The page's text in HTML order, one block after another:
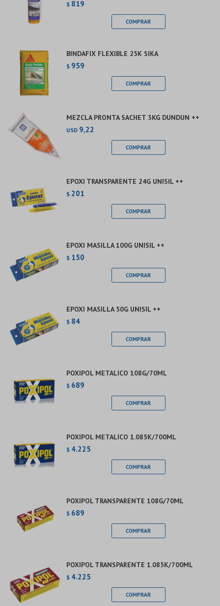
$ 819
BINDAFIX FLEXIBLE 25K SIKA
$ 959
MEZCLA PRONTA SACHET 3KG DUNDUN ++
USD 9,22
EPOXI TRANSPARENTE 24G UNISIL ++
$ 201
EPOXI MASILLA 100G UNISIL ++
$ 150
EPOXI MASILLA 50G UNISIL ++
$ 84
POXIPOL METALICO 108G/70ML
$ 689
POXIPOL METALICO 1.085K/700ML
$ 4.225
POXIPOL TRANSPARENTE 108G/70ML
$ 689
POXIPOL TRANSPARENTE 1.085K/700ML
$ 4.225